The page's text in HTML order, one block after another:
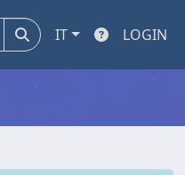
IT LOGIN